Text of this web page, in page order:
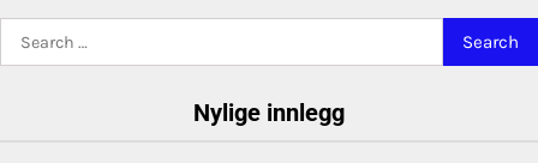
for:
Nylige innlegg